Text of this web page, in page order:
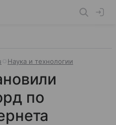
Наука и технологии
по